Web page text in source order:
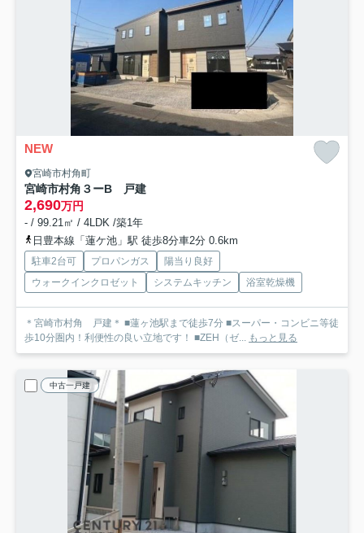
NEW
宮崎市村角町
宮崎市村角３ーB 戸建
2,690万円
- / 99.21㎡ / 4LDK /築1年
日豊本線「蓮ケ池」駅 徒歩8分車2分 0.6km
駐車2台可 プロパンガス
陽当り良好
ウォークインクロゼット
システムキッチン 浴室乾燥機
＊宮崎市村角 戸建＊ ■蓮ヶ池駅まで徒歩7分 ■スーパー・コンビニ等徒
歩10分圏内！利便性の良い立地です！ ■ZEH（ゼ... もっと見る
中古一戸建